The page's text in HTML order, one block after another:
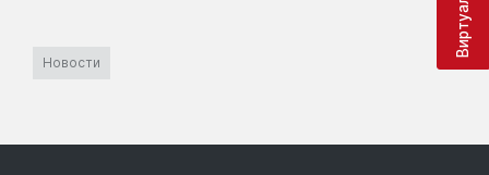
Новости